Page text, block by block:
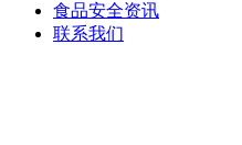
食品安全资讯
联系我们